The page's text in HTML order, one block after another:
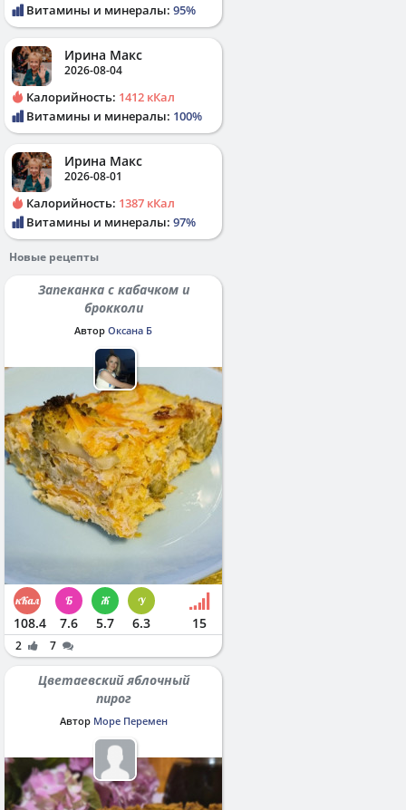
Витамины и минералы: 95%
Ирина Макс
2026-08-04
Калорийность: 1412 кКал
Витамины и минералы: 100%
Ирина Макс
2026-08-01
Калорийность: 1387 кКал
Витамины и минералы: 97%
Новые рецепты
Запеканка с кабачком и
брокколи
Автор Оксана Б
108.4 7.6 5.7 6.3 15
2 7
Цветаевский яблочный
пирог
Автор Море Перемен